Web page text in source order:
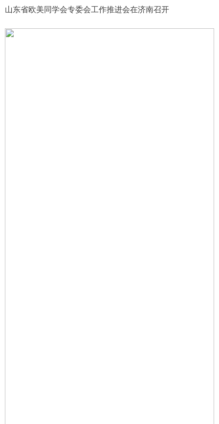
山东省欧美同学会专委会工作推进会在济南召开